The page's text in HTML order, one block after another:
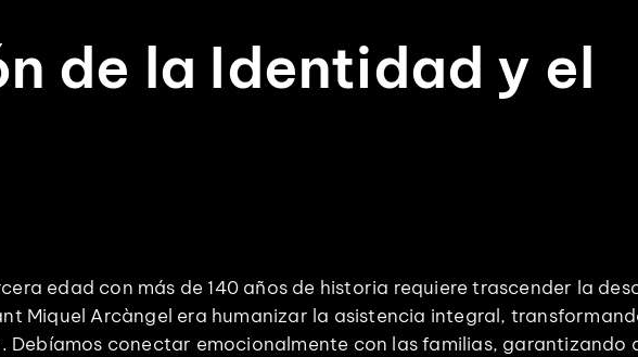
de la Identidad y el
edad con más de 140 años de historia requiere trascender la
Miquel Arcàngel era humanizar la asistencia integral,
conectar emocionalmente con las familias, garantizando